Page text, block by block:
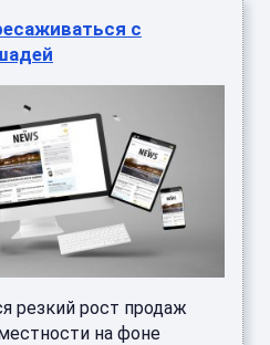
с
резкий рост продаж
на фоне